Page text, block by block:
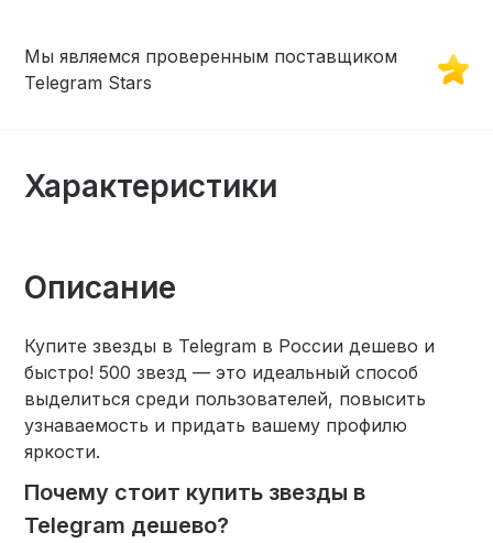
Мы являемся проверенным поставщиком
Telegram Stars
Характеристики
Описание
Купите звезды в Telegram в России дешево и
быстро! 500 звезд — это идеальный способ
выделиться среди пользователей, повысить
узнаваемость и придать вашему профилю
яркости.
Почему стоит купить звезды в
Telegram дешево?